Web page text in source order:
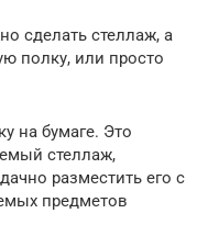
сделать стеллаж, а
полку, или просто
на бумаге. Это
стеллаж,
разместить его с
предметов